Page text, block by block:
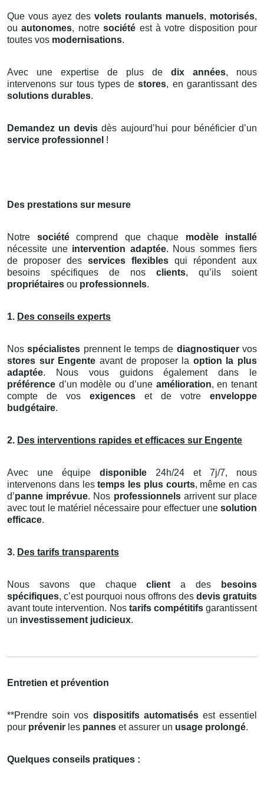
Que vous ayez des volets roulants manuels, motorisés,
ouautonomes, notresociété est à votre disposition pour
toutes vos modernisations.
Avec une expertise de plus de dix années, nous
intervenons sur tous types destores, en garantissant des
solutions durables.
Demandez un devis dès aujourd’hui pour bénéficier d’un
service professionnel !
Des prestations sur mesure
Notre sociétécomprend que chaque modèle installé
nécessite une intervention adaptée. Nous sommes fiers
de proposer des services flexibles qui répondent aux
besoins spécifiques de nos clients, qu’ils soient
propriétaires ou professionnels.
1. Des conseils experts
Nosspécialistes prennent le temps de diagnostiquervos
stores sur Engente avant de proposer la option la plus
adaptée. Nous vous guidons également dans le
préférence d’un modèle ou d’une amélioration, en tenant
compte de vos exigences et de votre enveloppe
budgétaire.
2. Des interventions rapides et efficaces sur Engente
Avec une équipe disponible 24h/24 et 7j/7, nous
intervenons dans lestemps les plus courts, même en cas
d’panne imprévue. Nos professionnelsarrivent sur place
avec tout le matériel nécessaire pour effectuer une solution
efficace.
3. Des tarifs transparents
Nous savons que chaqueclient a des
besoins
spécifiques, c’est pourquoi nous offrons des devis gratuits
avant toute intervention. Nos tarifs compétitifsgarantissent
un investissement judicieux.
Entretien et prévention
**Prendre soin vos dispositifs automatisésest essentiel
pour prévenir les pannes et assurer un usage prolongé.
Quelques conseils pratiques :